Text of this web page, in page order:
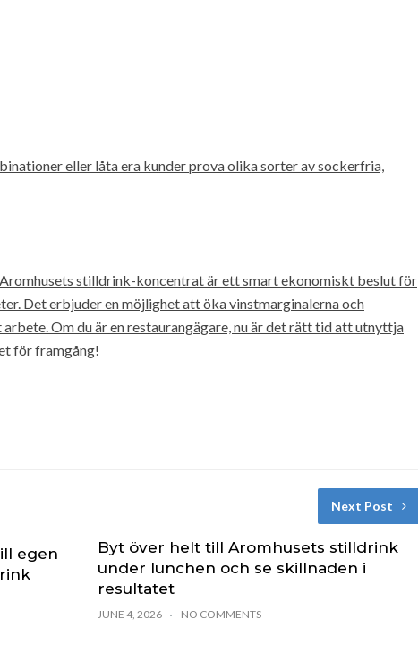
eller låta era kunder prova olika sorter av sockerfria,
stilldrink-koncentrat är ett smart ekonomiskt beslut för
Det erbjuder en möjlighet att öka vinstmarginalerna och
Om du är en restaurangägare, nu är det rätt tid att utnyttja
för framgång!
egen
Next Post
Byt över helt till Aromhusets stilldrink
under lunchen och se skillnaden i
resultatet
JUNE 4, 2026 NO COMMENTS